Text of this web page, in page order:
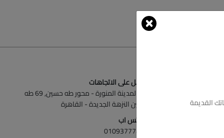
أحصل على الاتجاهات
ش المدينة المنورة - محور طه حسين, 69 طه
حسين النزهة الجديدة - القاهرة
الواتس اب
01093777446
القديمة